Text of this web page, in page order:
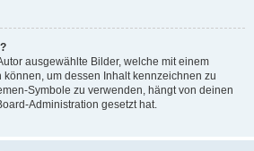
ausgewählte Bilder, welche mit einem
um dessen Inhalt kennzeichnen zu
Symbole zu verwenden, hängt von deinen
Administration gesetzt hat.